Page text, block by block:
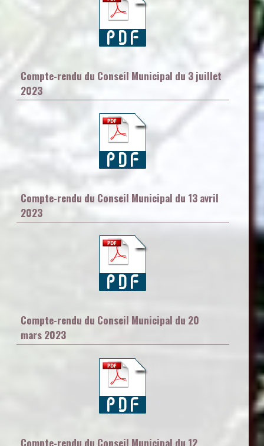
Compte-rendu du Conseil Municipal du 3 juillet
2023
Compte-rendu du Conseil Municipal du 13 avril
2023
Compte-rendu du Conseil Municipal du 20
mars 2023
Compte-rendu du Conseil Municipal du 12